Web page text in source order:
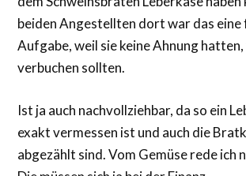
beiden Angestellten dort war das
Aufgabe, weil sie keine Ahnung hatten,
verbuchen sollten.
Ist ja auch nachvollziehbar, da so ein
exakt vermessen ist und auch die
abgezählt sind. Vom Gemüse rede ich